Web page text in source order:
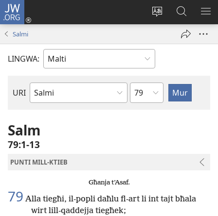
JW.ORG
Biddel
lingwa
Illoggja
(opens
Fittex
f’JW.ORG
Salmi
LINGWA:
URI
Ktieb
Kapitlu
Salm
79:1-13
PUNTI MILL-KTIEB
Għanja t’Asaf.
79 Alla tiegħi, il-popli daħlu fl-art li int tajt bħala
wirt lill-qaddejja tiegħek;